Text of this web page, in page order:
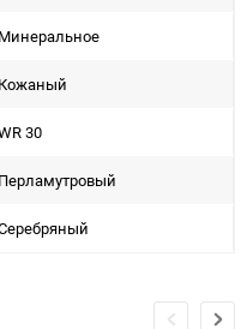
Минеральное
Кожаный
30
Перламутровый